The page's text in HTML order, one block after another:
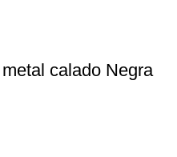
calado Negra